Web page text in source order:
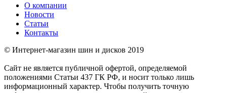
О компании
Новости
Статьи
Контакты
© Интернет-магазин шин и дисков 2019
Сайт не является публичной офертой, определяемой
положениями Статьи 437 ГК РФ, и носит только лишь
информационный характер. Чтобы получить точную